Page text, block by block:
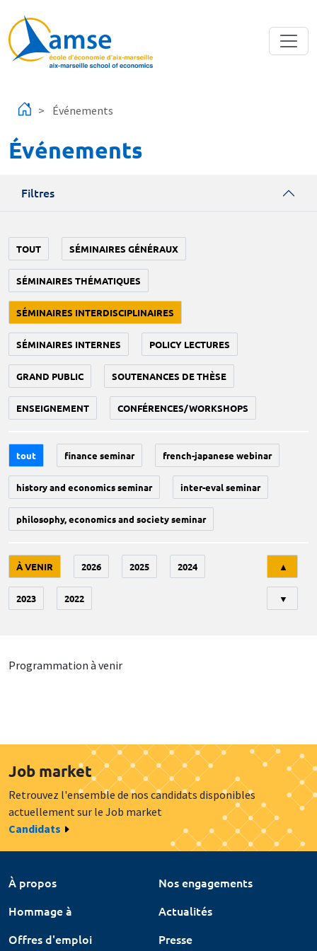
Événements
Événements
Filtres
TOUT SÉMINAIRES GÉNÉRAUX
SÉMINAIRES THÉMATIQUES
SÉMINAIRES INTERDISCIPLINAIRES
SÉMINAIRES INTERNES POLICY LECTURES
GRAND PUBLIC SOUTENANCES DE THÈSE
ENSEIGNEMENT CONFÉRENCES/WORKSHOPS
tout finance seminar french-japanese webinar
history and economics seminar inter-eval seminar
philosophy, economics and society seminar
À VENIR 2026 2025 2024
2023 2022
▲
▼
Programmation à venir
Job market
Retrouvez l'ensemble de nos candidats disponibles
actuellement sur le Job market
Candidats
À propos
Nos engagements
Hommage à
Actualités
Offres d'emploi
Presse